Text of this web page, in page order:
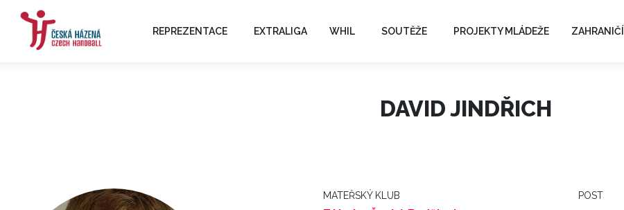
REPREZENTACE EXTRALIGA WHIL SOUTĚŽE PROJEKTY MLÁDEŽE ZAHRANIČÍ
DAVID JINDŘICH
MATEŘSKÝ KLUB POST